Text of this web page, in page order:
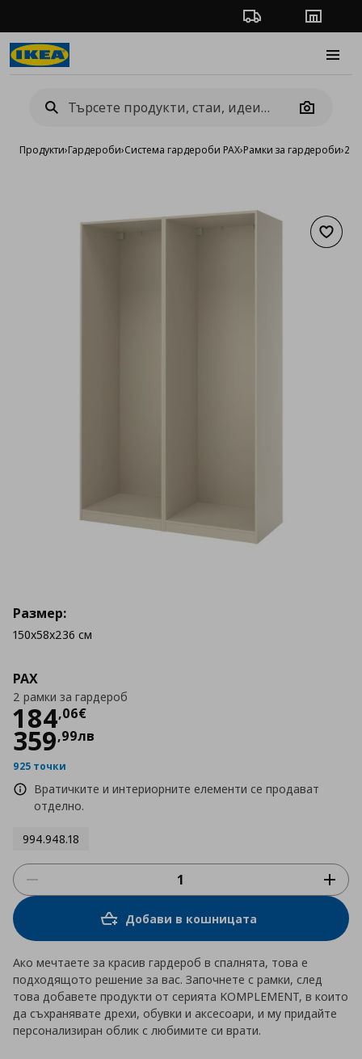
Проследяване на
Camera
Продукти›Гардероби›Система гардероби PAX›Рамки за гардероби›2
PAX
2 рамки за гардероб
184,06€
Цена184,06 €
359,99лв
925 точки
Вратичките и интериорните елементи се продават
отделно.
994.948.18
Размер:
150x58x236 см
Добави в кошницата
Ако мечтаете за красив гардероб в спалнята, това е
подходящото решение за вас. Започнете с рамки, след
това добавете продукти от серията KOMPLEMENT, в които
да съхранявате дрехи, обувки и аксесоари, и му придайте
персонализиран облик с любимите си врати.